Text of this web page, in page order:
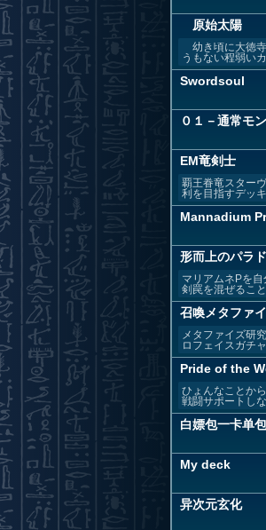
原始太陽
幼き頃に大徳
うもない程弱い
Swordsoul
０１－通常モ
EM竜剣士
覇王眷竜スター
利を目指すデッ
Mannadium
形而上のパラ
マリアムネPを
剣罠を混ぜるこ
召喚メタファ
メタファイズ研
ロフェイスガチ
Pride of the
ひょんなことか
戦闘サポートし
白嫖包一卡单包
My deck
异次元玄化